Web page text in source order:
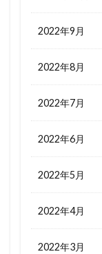
2022年9月
2022年8月
2022年7月
2022年6月
2022年5月
2022年4月
2022年3月